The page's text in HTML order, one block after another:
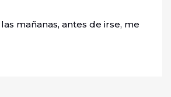
mañanas, antes de irse, me